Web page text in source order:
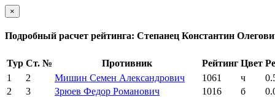
×
Подробный расчет рейтинга: Степанец Константин
Тур Ст. № Противник Рейтинг Цвет
1
2 Мишин Семен Александрович 1061 ч
2
3 Зрюев Федор Романович 1016 б